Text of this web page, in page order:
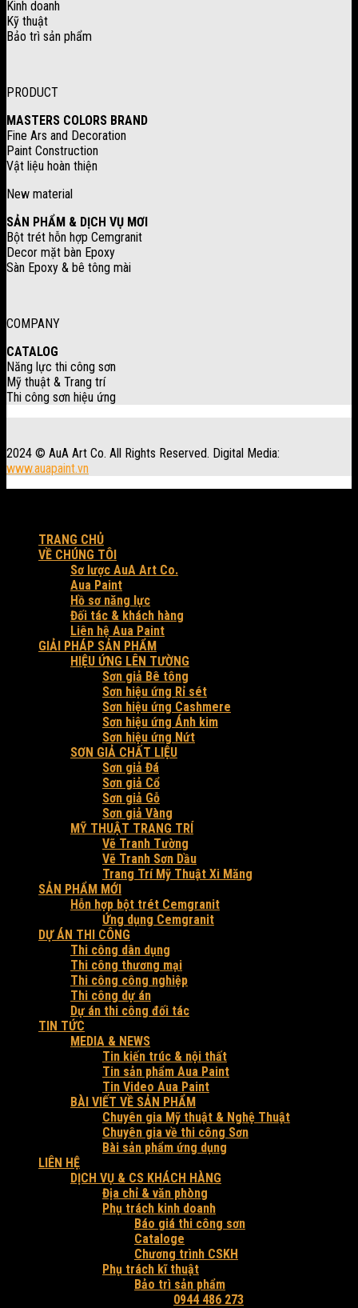
Kinh doanh
Kỹ thuật
Bảo trì sản phẩm
PRODUCT
MASTERS COLORS BRAND
Fine Ars and Decoration
Paint Construction
Vật liệu hoàn thiện
New material
SẢN PHẨM & DỊCH VỤ MƠI
Bột trét hỗn hợp Cemgranit
Decor mặt bàn Epoxy
Sàn Epoxy & bê tông mài
COMPANY
CATALOG
Năng lực thi công sơn
Mỹ thuật & Trang trí
Thi công sơn hiệu ứng
2024 © AuA Art Co. All Rights Reserved. Digital Media:
www.auapaint.vn
TRANG CHỦ
VỀ CHÚNG TÔI
Sơ lược AuA Art Co.
Aua Paint
Hồ sơ năng lực
Đối tác & khách hàng
Liên hệ Aua Paint
GIẢI PHÁP SẢN PHẨM
HIỆU ỨNG LÊN TƯỜNG
Sơn giả Bê tông
Sơn hiệu ứng Rỉ sét
Sơn hiệu ứng Cashmere
Sơn hiệu ứng Ánh kim
Sơn hiệu ứng Nứt
SƠN GIẢ CHẤT LIỆU
Sơn giả Đá
Sơn giả Cổ
Sơn giả Gỗ
Sơn giả Vàng
MỸ THUẬT TRANG TRÍ
Vẽ Tranh Tường
Vẽ Tranh Sơn Dầu
Trang Trí Mỹ Thuật Xi Măng
SẢN PHẨM MỚI
Hỗn hợp bột trét Cemgranit
Ứng dụng Cemgranit
DỰ ÁN THI CÔNG
Thi công dân dụng
Thi công thương mại
Thi công công nghiệp
Thi công dự án
Dự án thi công đối tác
TIN TỨC
MEDIA & NEWS
Tin kiến trúc & nội thất
Tin sản phẩm Aua Paint
Tin Video Aua Paint
BÀI VIẾT VỀ SẢN PHẨM
Chuyên gia Mỹ thuật & Nghệ Thuật
Chuyên gia về thi công Sơn
Bài sản phẩm ứng dụng
LIÊN HỆ
DỊCH VỤ & CS KHÁCH HÀNG
Địa chỉ & văn phòng
Phụ trách kinh doanh
Báo giá thi công sơn
Cataloge
Chương trình CSKH
Phụ trách kĩ thuật
Bảo trì sản phẩm
0944 486 273